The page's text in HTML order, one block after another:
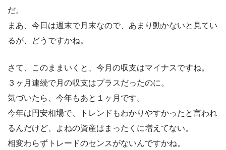
だ。
まあ、今日は週末で月末なので、あまり動かないと見てい
るが、どうですかね。
さて、このままいくと、今月の収支はマイナスですね。
３ヶ月連続で月の収支はプラスだったのに。
気づいたら、今年もあと１ヶ月です。
今年は円安相場で、トレンドもわかりやすかったと言われ
るんだけど、よねの資産はまったくに増えてない。
相変わらずトレードのセンスがないんですかね。